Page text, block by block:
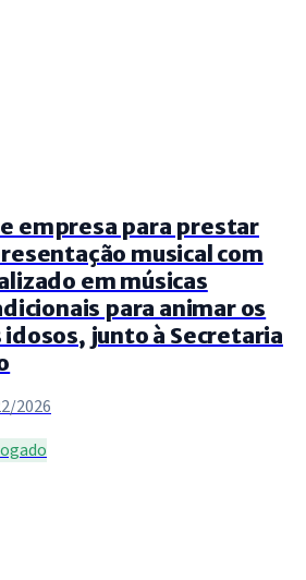
empresa para prestar
musical com
em músicas
para animar os
junto à Secretaria
2026